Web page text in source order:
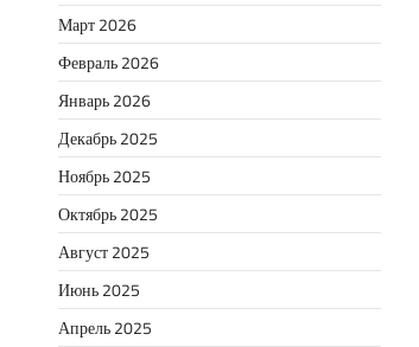
Март 2026
Февраль 2026
Январь 2026
Декабрь 2025
Ноябрь 2025
Октябрь 2025
Август 2025
Июнь 2025
Апрель 2025